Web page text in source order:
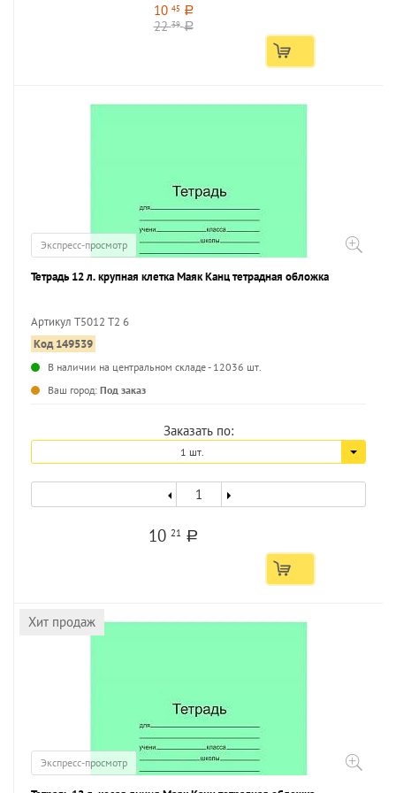
10 45 a
2239 a
Экспресс-просмотр
Тетрадь 12 л. крупная клетка Маяк Канц тетрадная обложка
Артикул Т5012 Т2 6
Код 149539
В наличии на центральном складе - 12036 шт.
Ваш город: Под заказ
Заказать по:
1 шт.
1021 a
Хит продаж
Экспресс-просмотр